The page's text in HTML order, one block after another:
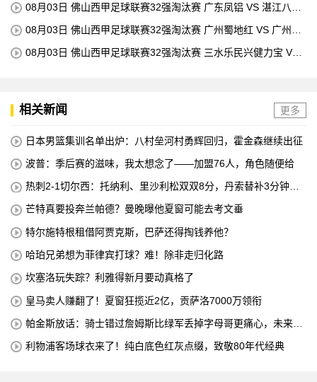
08月03日 佛山西甲足球联赛32强淘汰赛 广东凤铝 VS 湛江八部
08月03日 佛山西甲足球联赛32强淘汰赛 广州蜀地红 VS 广州戴
08月03日 佛山西甲足球联赛32强淘汰赛 三水乐民兴健力宝 VS
相关新闻 更多
日本男篮集训名单出炉：八村垒河村勇辉回归，霍金森继续出征
波普：季后赛的滋味，我太想念了——加盟76人，角色随便给
热刺2-1切尔西：托纳利、里沙利松双双8分，丹索替补3分钟染
芒特真要投奔兰帕德？曼晚曝他夏窗可能去考文垂
特尔施特根租借阿贾克斯，巴萨还得掏钱养他？
哈珀兄弟想为菲律宾打球？难！除非走归化路
坎塞洛玩失踪？利雅得新月要动真格了
皇马卖人赚翻了！夏窗狂揽近2亿，贡萨洛7000万领衔
帕金斯放话：骑士错过詹姆斯比绿军丢掉字母哥更痛心，未来十
利物浦客场球衣来了！纯白底色红灰点缀，致敬80年代经典